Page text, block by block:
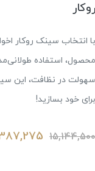
روکار
محصول، استفاده
سهولت در نظافت، این
برای خود بسازید!
15,144,500